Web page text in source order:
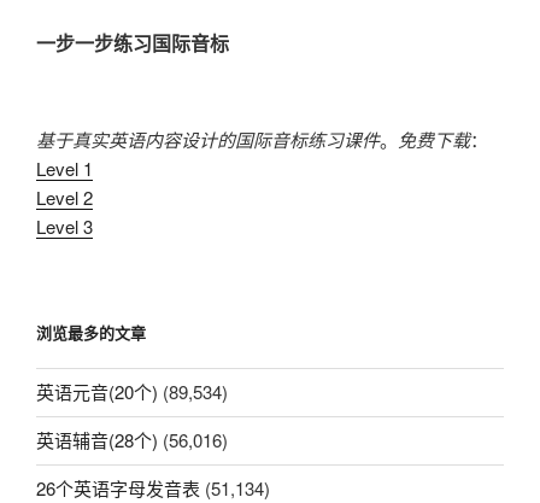
一步一步练习国际音标
基于真实英语内容设计的国际音标练习课件。 免费下载：
Level 1
Level 2
Level 3
浏览最多的文章
英语元音(20个) (89,534)
英语辅音(28个) (56,016)
26个英语字母发音表 (51,134)